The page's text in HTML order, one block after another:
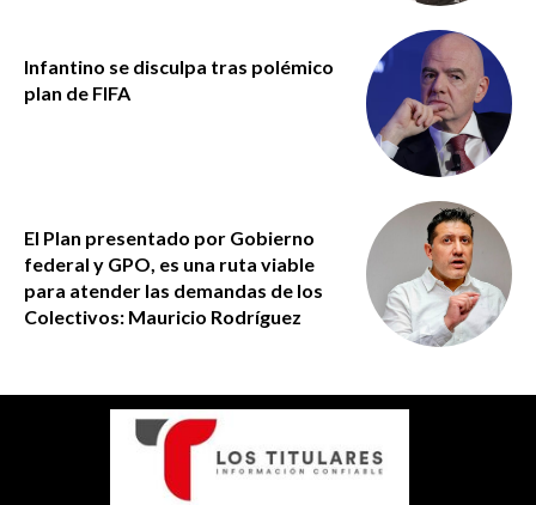
Infantino se disculpa tras polémico
plan de FIFA
El Plan presentado por Gobierno
federal y GPO, es una ruta viable
para atender las demandas de los
Colectivos: Mauricio Rodríguez